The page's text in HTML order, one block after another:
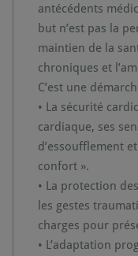
antécédents
but n’est pas la
maintien de la
chroniques et
C’est une
• La sécurité
cardiaque, ses
d’essoufflement
confort ».
• La protection
les gestes
charges pour
• L’adaptation